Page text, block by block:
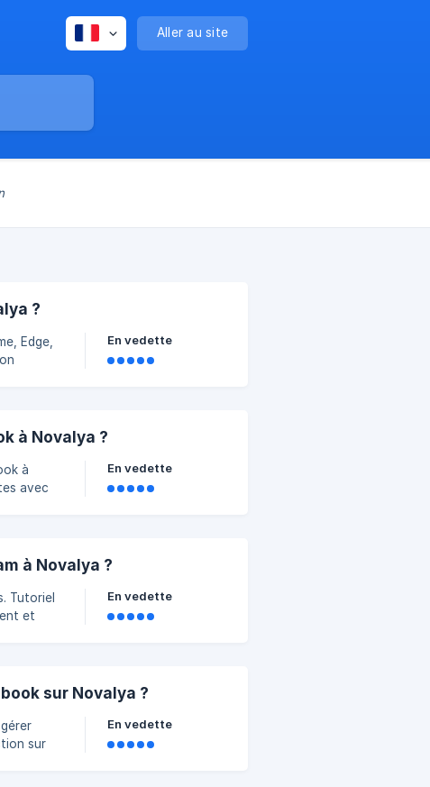
Aller au site
?
Edge,
En vedette
à Novalya ?
à
avec
En vedette
à Novalya ?
Tutoriel
et
En vedette
sur Novalya ?
sur
En vedette